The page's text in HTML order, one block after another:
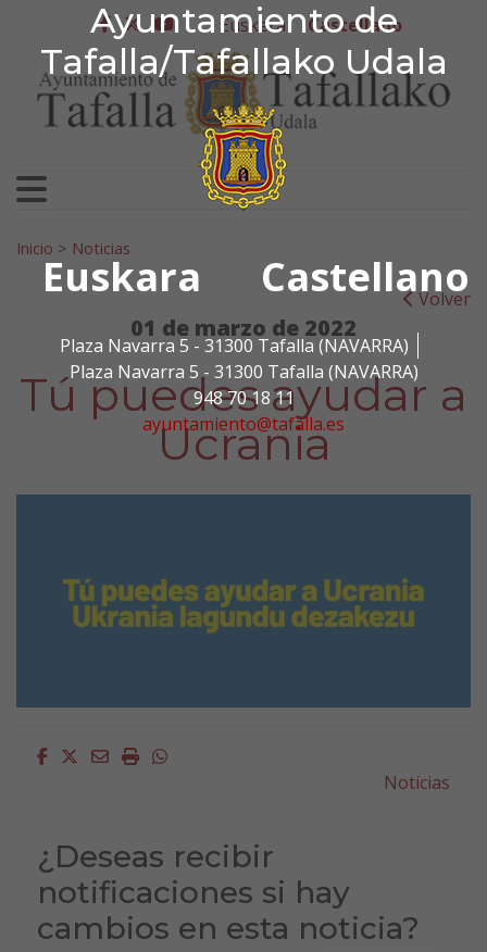
Ayuntamiento de
Tafalla/Tafallako Udala
Euskara Castellano
Plaza Navarra 5 - 31300 Tafalla (NAVARRA)
Plaza Navarra 5 - 31300 Tafalla (NAVARRA)
948 70 18 11
ayuntamiento@tafalla.es
Ir al contenido
Ayuntamiento de
facebook
twitter
youtube
Euskera Castellano
Search for:
Inicio > Noticias
Volver
01 de marzo de 2022
Tú puedes ayudar a
Ucrania
Facebook
Twitter
EmailImprimirWhatsapp
Noticias
¿Deseas recibir
notificaciones si hay
cambios en esta noticia?